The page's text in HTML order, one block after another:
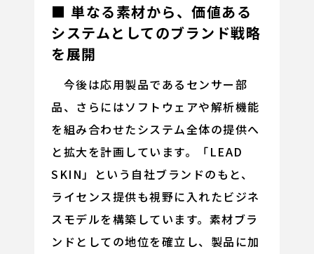
■ 単なる素材から、価値ある
システムとしてのブランド戦略
を展開
今後は応用製品であるセンサー部
品、さらにはソフトウェアや解析機能
を組み合わせたシステム全体の提供へ
と拡大を計画しています。「LEAD
SKIN」という自社ブランドのもと、
ライセンス提供も視野に入れたビジネ
スモデルを構築しています。素材ブラ
ンドとしての地位を確立し、製品に加